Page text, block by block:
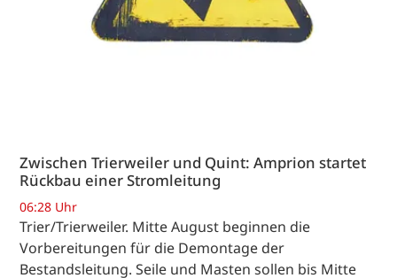
Zwischen Trierweiler und Quint: Amprion startet
Rückbau einer Stromleitung
06:28 Uhr
Trier/Trierweiler. Mitte August beginnen die
Vorbereitungen für die Demontage der
Bestandsleitung. Seile und Masten sollen bis Mitte